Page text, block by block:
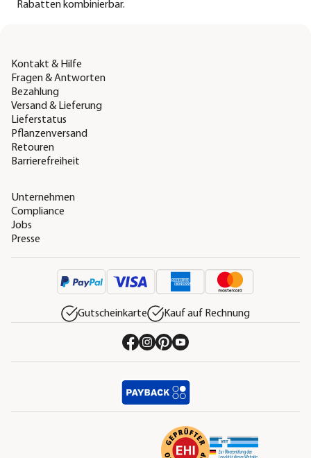
Rabatten kombinierbar.
Kontakt & Hilfe
Fragen & Antworten
Bezahlung
Versand & Lieferung
Lieferstatus
Pflanzenversand
Retouren
Barrierefreiheit
Unternehmen
Compliance
Jobs
Presse
Gutscheinkarte Kauf auf Rechnung